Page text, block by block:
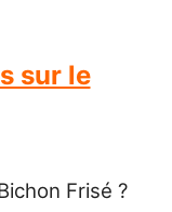
sur le
Frisé ?